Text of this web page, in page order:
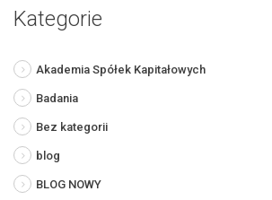
Kategorie
Akademia Spółek Kapitałowych
Badania
Bez kategorii
blog
BLOG NOWY